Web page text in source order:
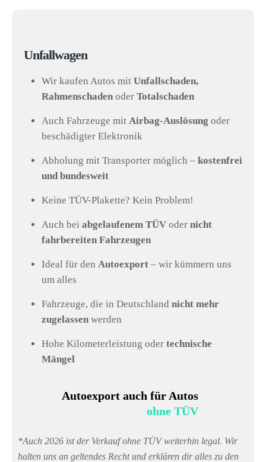
Unfallwagen
Wir kaufen Autos mit Unfallschaden,
Rahmenschaden oder Totalschaden
Auch Fahrzeuge mit Airbag-Auslösung oder
beschädigter Elektronik
Abholung mit Transporter möglich – kostenfrei
und bundesweit
Keine TÜV-Plakette? Kein Problem!
Auch bei abgelaufenem TÜV oder nicht
fahrbereiten Fahrzeugen
Ideal für den Autoexport – wir kümmern uns
um alles
Fahrzeuge, die in Deutschland nicht mehr
zugelassen werden
Hohe Kilometerleistung oder technische
Mängel
Autoexport auch für Autos
ohne TÜV
*Auch 2026 ist der Verkauf ohne TÜV weiterhin legal. Wir
halten uns an geltendes Recht und erklären dir alles zu den